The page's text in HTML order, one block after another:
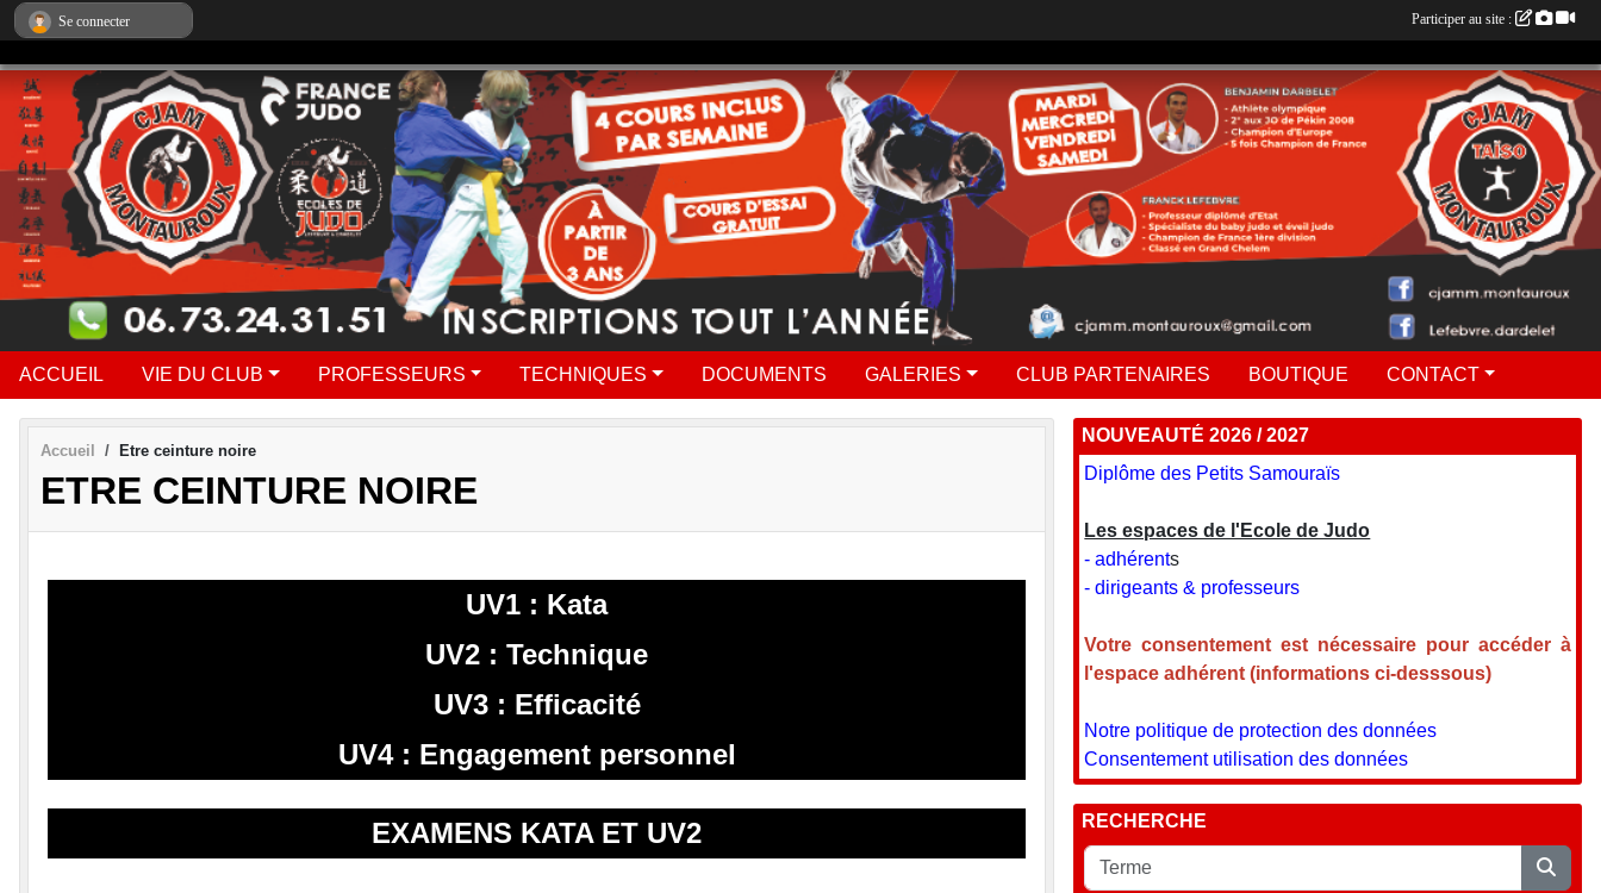
ACCUEIL VIE DU CLUB PROFESSEURS TECHNIQUES DOCUMENTS GALERIES CLUB PARTENAIRES BOUTIQUE CONTACT
Accueil Etre ceinture noire
ETRE CEINTURE NOIRE
UV1 : Kata
UV2 : Technique
UV3 : Efficacité
UV4 : Engagement personnel
EXAMENS KATA ET UV2
NOUVEAUTÉ 2026 / 2027
Diplôme des Petits Samouraïs
Les espaces de l'Ecole de Judo
- adhérents
- dirigeants & professeurs
Votre consentement est nécessaire pour accéder à
l'espace adhérent (informations ci-desssous)
Notre politique de protection des données
Consentement utilisation des données
RECHERCHE
Se connecter Participer au site :
Panneau de gestion des cookies